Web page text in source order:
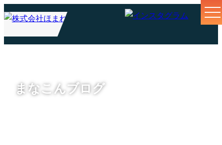
まなこんブログ